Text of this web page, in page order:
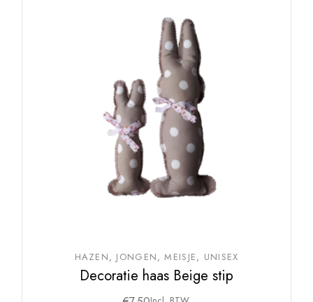
HAZEN JONGEN MEISJE UNISEX
Decoratie haas Beige stip